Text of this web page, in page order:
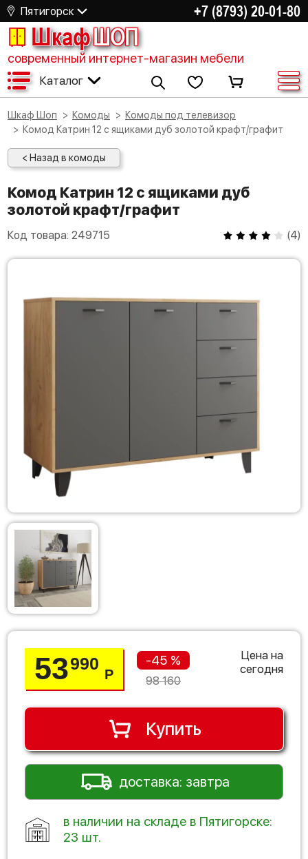
Пятигорск +7 (8793) 20-01-80
ШкафШОП
современный интернет-магазин мебели
Каталог
Шкаф Шоп Комоды
Комоды под телевизор
Комод Катрин 12 с ящиками дуб золотой крафт/графит
< Назад в комоды
Комод Катрин 12 с ящиками дуб
золотой крафт/графит
Код товара: 249715 (4)
53990
Р
-45 %
98 160
Цена на
сегодня
Купить
доставка: завтра
в наличии на складе в Пятигорске:
23 шт.